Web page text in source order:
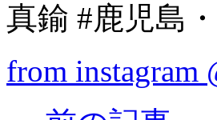
真鍮 #鹿児島
from instagram